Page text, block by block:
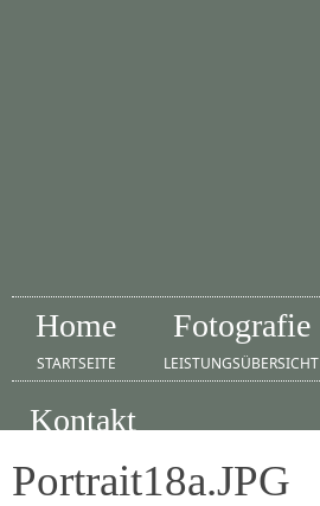
Home
STARTSEITE
Fotografie
LEISTUNGSÜBERSICHT
Kontakt
Portrait18a.JPG